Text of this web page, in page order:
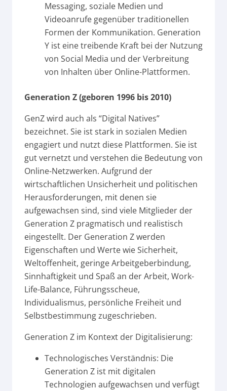
Messaging, soziale Medien und
Videoanrufe gegenüber traditionellen
Formen der Kommunikation. Generation
Y ist eine treibende Kraft bei der Nutzung
von Social Media und der Verbreitung
von Inhalten über Online-Plattformen.
Generation Z (geboren 1996 bis 2010)
GenZ wird auch als “Digital Natives”
bezeichnet. Sie ist stark in sozialen Medien
engagiert und nutzt diese Plattformen. Sie ist
gut vernetzt und verstehen die Bedeutung von
Online-Netzwerken. Aufgrund der
wirtschaftlichen Unsicherheit und politischen
Herausforderungen, mit denen sie
aufgewachsen sind, sind viele Mitglieder der
Generation Z pragmatisch und realistisch
eingestellt. Der Generation Z werden
Eigenschaften und Werte wie Sicherheit,
Weltoffenheit, geringe Arbeitgeberbindung,
Sinnhaftigkeit und Spaß an der Arbeit, Work-
Life-Balance, Führungsscheue,
Individualismus, persönliche Freiheit und
Selbstbestimmung zugeschrieben.
Generation Z im Kontext der Digitalisierung:
Technologisches Verständnis: Die
Generation Z ist mit digitalen
Technologien aufgewachsen und verfügt